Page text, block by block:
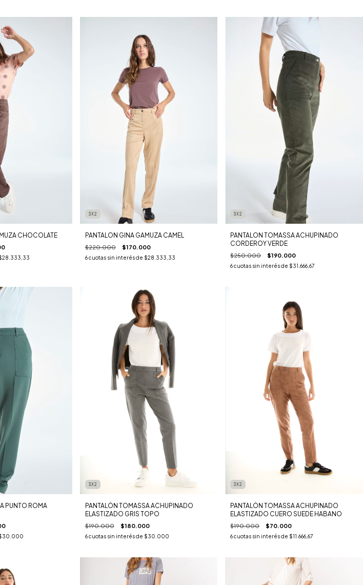
CHOCOLATE
3X2
PANTALON GINA GAMUZA CAMEL
$220.000 $170.000
6 cuotas sin interés de $28.333,33
3X2
PANTALON TOMASSA ACHUPINADO
CORDEROY VERDE
$250.000 $190.000
6cuotas sin interés de $31.666,67
PUNTO ROMA
3X2
PANTALÓN TOMASSA ACHUPINADO
ELASTIZADO GRIS TOPO
$190.000 $180.000
6 cuotas sin interés de $30.000
3X2
PANTALÓN TOMASSA ACHUPINADO
ELASTIZADO CUERO SUEDE HABANO
$190.000 $70.000
6cuotas sin interés de $11.666,67